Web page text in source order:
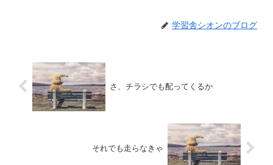
学習舎シオンのブログ
さ、チラシでも配ってくるか
それでも走らなきゃ